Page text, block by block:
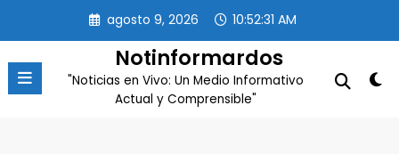
contenido
agosto 9, 2026 10:52:31 AM
Notinformardos
"Noticias en Vivo: Un Medio Informativo
Actual y Comprensible"